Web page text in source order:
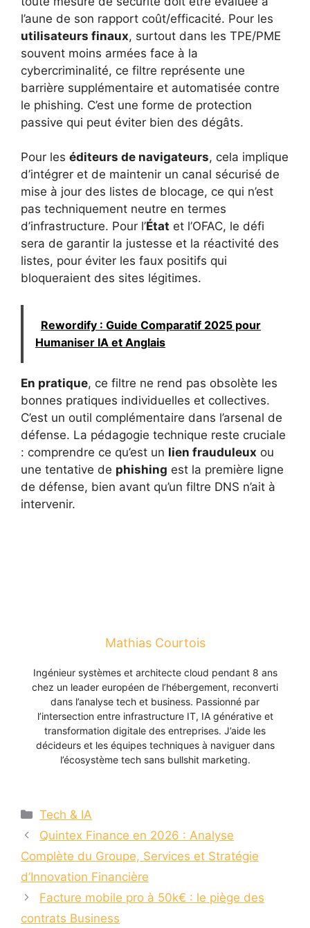
l’aune de son rapport coût/efficacité. Pour les
utilisateurs finaux, surtout dans les TPE/PME
souvent moins armées face à la
cybercriminalité, ce filtre représente une
barrière supplémentaire et automatisée contre
le phishing. C’est une forme de protection
passive qui peut éviter bien des dégâts.
Pour les éditeurs de navigateurs, cela implique
d’intégrer et de maintenir un canal sécurisé de
mise à jour des listes de blocage, ce qui n’est
pas techniquement neutre en termes
d’infrastructure. Pour l’État et l’OFAC, le défi
sera de garantir la justesse et la réactivité des
listes, pour éviter les faux positifs qui
bloqueraient des sites légitimes.
Rewordify : Guide Comparatif 2025 pour
Humaniser IA et Anglais
En pratique, ce filtre ne rend pas obsolète les
bonnes pratiques individuelles et collectives.
C’est un outil complémentaire dans l’arsenal de
défense. La pédagogie technique reste cruciale
: comprendre ce qu’est un lien frauduleux ou
une tentative de phishing est la première ligne
de défense, bien avant qu’un filtre DNS n’ait à
intervenir.
Mathias Courtois
Ingénieur systèmes et architecte cloud pendant 8 ans
chez un leader européen de l’hébergement, reconverti
dans l’analyse tech et business. Passionné par
l’intersection entre infrastructure IT, IA générative et
transformation digitale des entreprises. J’aide les
décideurs et les équipes techniques à naviguer dans
l’écosystème tech sans bullshit marketing.
Catégories
Tech & IA
Quintex Finance en 2026 : Analyse
Complète du Groupe, Services et Stratégie
d’Innovation Financière
Facture mobile pro à 50k€ : le piège des
contrats Business